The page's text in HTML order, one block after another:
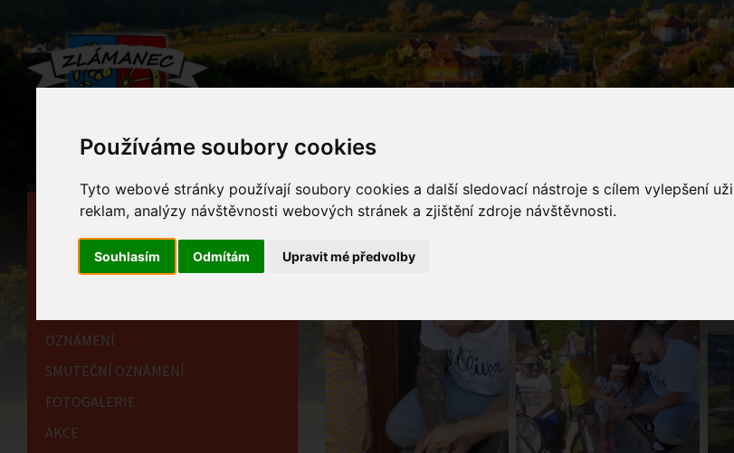
Používáme soubory cookies
Tyto webové stránky používají soubory cookies a další sledovací nástroje s cílem vylepšení
reklam, analýzy návštěvnosti webových stránek a zjištění zdroje návštěvnosti.
Souhlasím Odmítám Upravit mé předvolby
Fotogalerie
HLAVNÍ STRÁNKA
OBECNÍ ÚŘAD
HISTORIE
OZNÁMENÍ
SMUTEČNÍ OZNÁMENÍ
FOTOGALERIE
AKCE